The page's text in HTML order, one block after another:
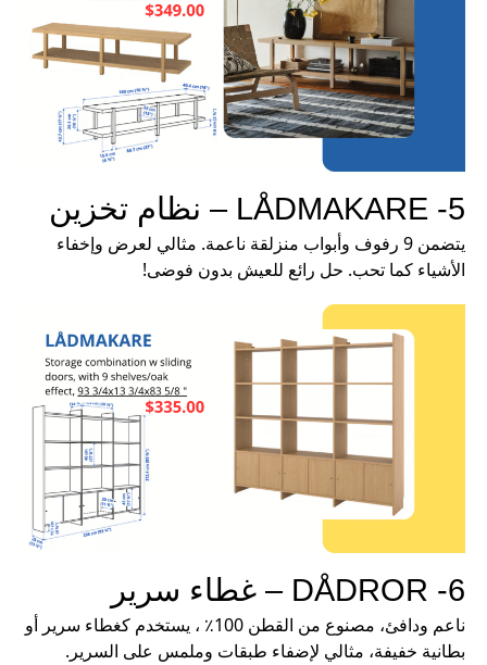
5- LÅDMAKARE – نظام تخزين
يتضمن 9 رفوف وأبواب منزلقة ناعمة. مثالي لعرض وإخفاء
الأشياء كما تحب. حل رائع للعيش بدون فوضى!
6- DÅDROR – غطاء سرير
ناعم ودافئ، مصنوع من القطن 100٪ ، يستخدم كغطاء سرير أو
بطانية خفيفة، مثالي لإضفاء طبقات وملمس على السرير.